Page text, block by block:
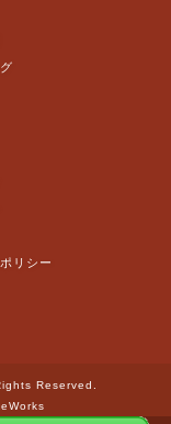
リシー
Reserved.